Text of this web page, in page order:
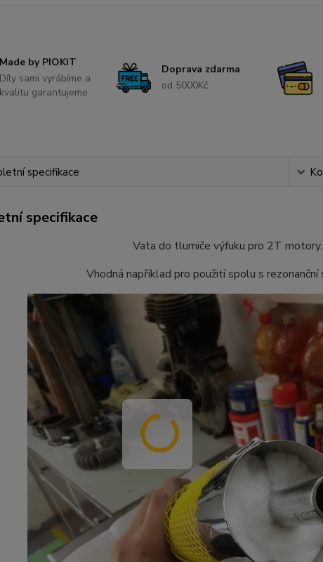
by PIOKIT
sami vyrábíme a
garantujeme
Doprava zdarma
od 5000Kč
specifikace
specifikace
Vata do tlumiče výfuku pro 2T
Vhodná například pro použití spolu s rezonanční